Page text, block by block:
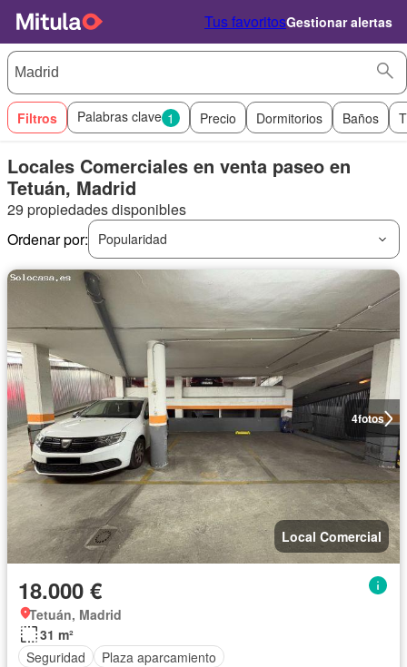
Tus favoritosGestionar alertas
Filtros Palabras clave 1 Precio Dormitorios Baños
Locales Comerciales en venta paseo en
Tetuán, Madrid
29 propiedades disponibles
Ordenar por:
Popularidad
4fotos
Local Comercial
18.000 €
Tetuán, Madrid
31 m²
Seguridad
Plaza aparcamiento